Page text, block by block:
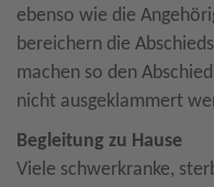
ebenso wie die
bereichern die
machen so den
nicht ausgeklammert
Begleitung zu Hause
Viele schwerkranke,